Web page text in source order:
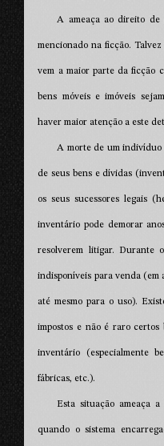
A ameaça ao direito de
mencionado na ficção.
vem a maior parte da ficção
bens móveis e imóveis
haver maior atenção a este
A morte de um indivíduo
de seus bens e dívidas
os seus sucessores legais
inventário pode demorar
resolverem litigar. Durante
indisponíveis para venda (em
até mesmo para o uso).
impostos e não é raro certos
inventário (especialmente
fábricas, etc.).
Esta situação ameaça
quando o sistema